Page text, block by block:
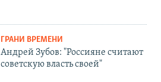
ГРАНИ ВРЕМЕНИ
Андрей Зубов: "Россияне считают
советскую власть своей"